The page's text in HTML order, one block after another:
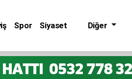
Spor
Siyaset
Diğer